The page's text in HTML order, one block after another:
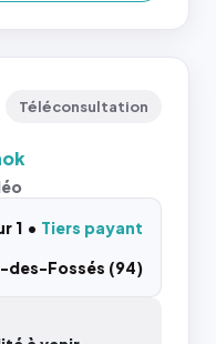
Téléconsultation
1
Tiers payant
des-Fossés (94)